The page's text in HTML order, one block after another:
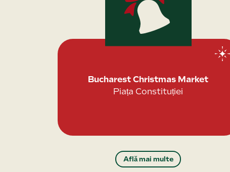
Bucharest Christmas Market
Piața Constituției
Află mai multe